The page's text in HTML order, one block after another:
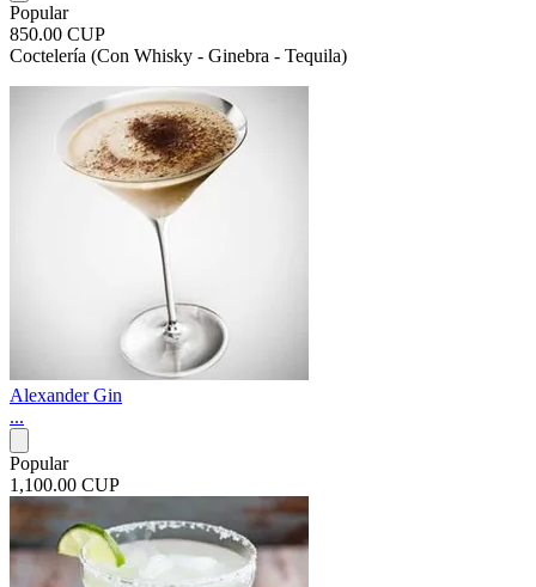
Popular
850.00 CUP
Coctelería (Con Whisky - Ginebra - Tequila)
Alexander Gin
...
Popular
1,100.00 CUP